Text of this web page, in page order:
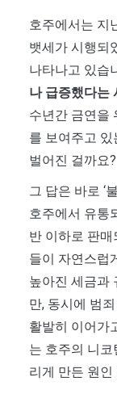
호주에서는 지
뱃세가 시행되
나타나고 있습
나 급증했다는
수년간 금연을
를 보여주고
벌어진 걸까요?
그 답은 바로 ‘
호주에서 유통
반 이하로 판
들이 자연스럽
높아진 세금과
만, 동시에 범
활발히 이어가
는 호주의 니
리게 만든 원인